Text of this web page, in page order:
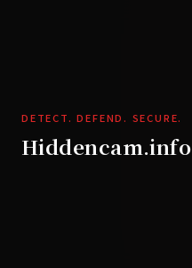
DETECT. DEFEND. SECURE.
Hiddencam.info